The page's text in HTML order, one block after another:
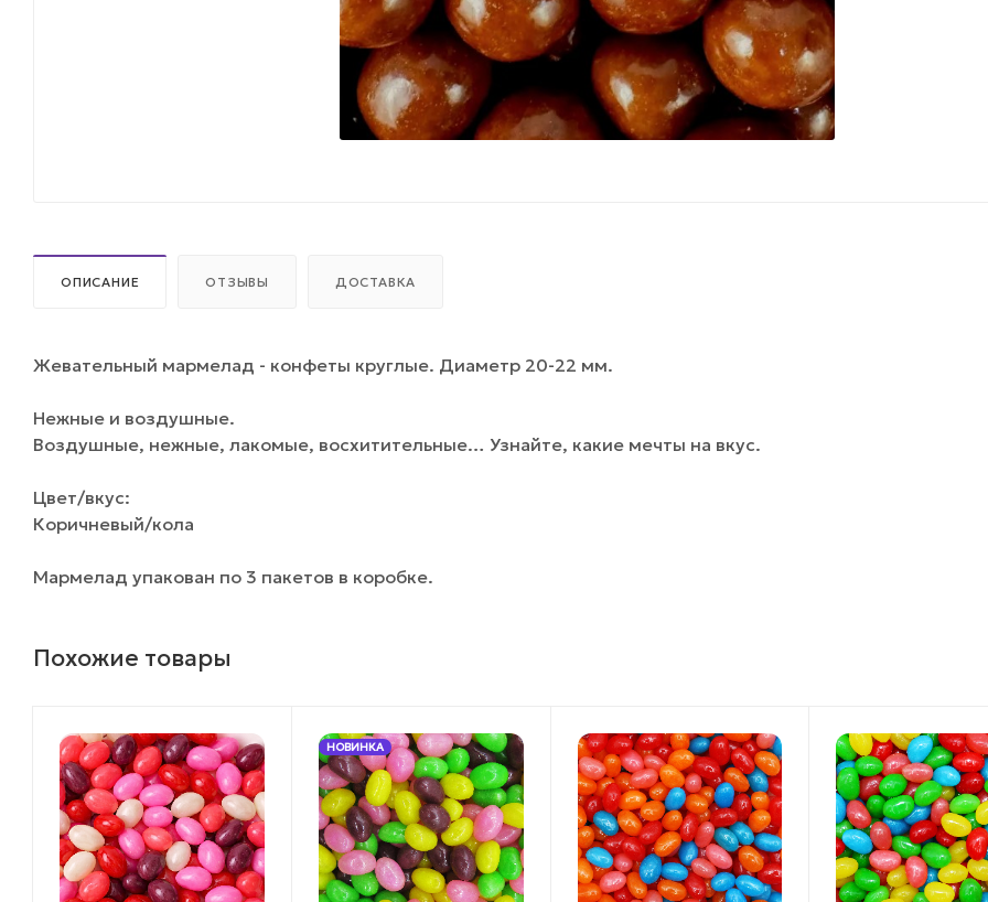
ОПИСАНИЕ ОТЗЫВЫ ДОСТАВКА
Жевательный мармелад - конфеты круглые. Диаметр 20-22 мм.
Нежные и воздушные.
Воздушные, нежные, лакомые, восхитительные… Узнайте, какие мечты на вкус.
Цвет/вкус:
Коричневый/кола
Мармелад упакован по 3 пакетов в коробке.
Похожие товары
НОВИНКА